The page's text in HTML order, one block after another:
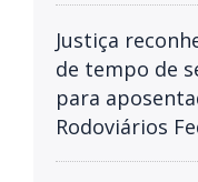
Justiça
de tempo de
para
Rodoviários